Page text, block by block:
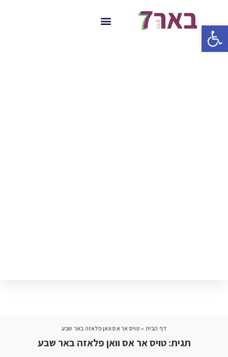
פתח סרגל נגישות
דף הבית » טויס אר אס וואן פלאזה באר שבע
תגית:טויס אר אס וואן פלאזה באר שבע